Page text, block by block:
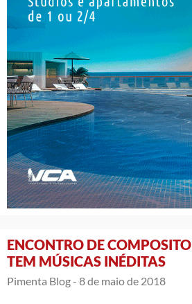
ENCONTRO DE
TEM MÚSICAS INÉDITAS
Pimenta Blog - 8 de maio de 2018